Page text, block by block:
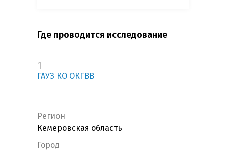
Где проводится исследование
1
ГАУЗ КО ОКГВВ
Регион
Кемеровская область
Город